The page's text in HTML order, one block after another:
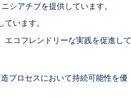
シアチブを提供しています。
います。
エコフレンドリーな実践を促進して
プロセスにおいて持続可能性を優